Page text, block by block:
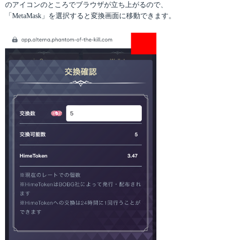
のアイコンのところでブラウザが立ち上がるので、
「MetaMask」を選択すると変換画面に移動できます。